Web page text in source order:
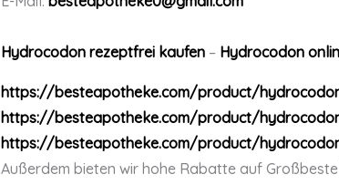
Hydrocodon rezeptfrei kaufen– Hydrocodon
https://besteapotheke.com/product/
https://besteapotheke.com/product/
https://besteapotheke.com/product/
Außerdem bieten wir hohe Rabatte auf